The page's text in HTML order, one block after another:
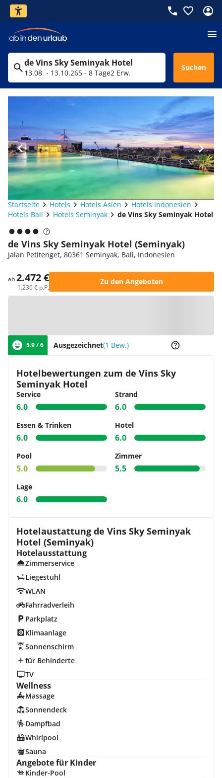
de Vins Sky Seminyak Hotel
13.08. - 13.10.265 - 8 Tage2 Erw.
Suchen
Startseite Hotels Hotels Asien
Hotels Indonesien
Hotels Bali
Hotels Seminyak de Vins Sky Seminyak Hotel
de Vins Sky Seminyak Hotel (Seminyak)
Jalan Petitenget, 80361 Seminyak, Bali, Indonesien
ab2.472 €
1.236 € p.P.
Zu den Angeboten
5.9 / 6 Ausgezeichnet(1 Bew.)
Hotelbewertungen zum de Vins Sky
Seminyak Hotel
Service
6.0
Strand
6.0
Essen & Trinken
6.0
Hotel
6.0
Pool
5.0
Zimmer
5.5
Lage
6.0
Hotelaustattung de Vins Sky Seminyak
Hotel (Seminyak)
Hotelausstattung
Zimmerservice
Liegestuhl
WLAN
Fahrradverleih
Parkplatz
Klimaanlage
Sonnenschirm
für Behinderte
TV
Wellness
Massage
Sonnendeck
Dampfbad
Whirlpool
Sauna
Angebote für Kinder
Kinder-Pool